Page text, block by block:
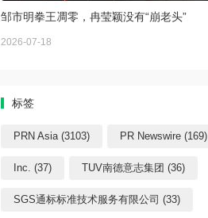
邹市明拳王凋零，冉莹颖没有“崩老头”
2026-07-18
标签
PRN Asia (3103) PR Newswire (169)
Inc. (37) TUV南德意志集团 (36)
SGS通标标准技术服务有限公司 (33)